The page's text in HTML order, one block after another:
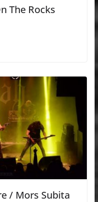
The Rocks
/ Mors Subita